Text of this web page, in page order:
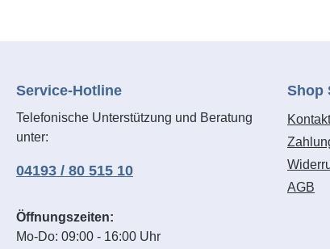
Service-Hotline
Telefonische Unterstützung und Beratung
unter:
04193 / 80 515 10
Öffnungszeiten:
Mo-Do: 09:00 - 16:00 Uhr
Shop
Kontakt
AGB